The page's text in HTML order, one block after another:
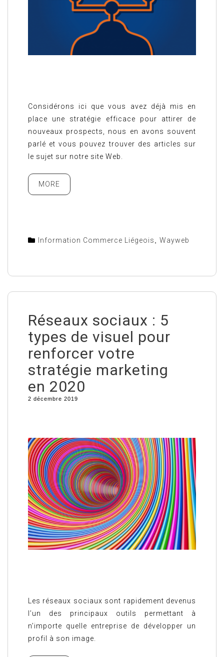
Considérons ici que vous avez déjà mis en
place une stratégie efficace pour attirer de
nouveaux prospects, nous en avons souvent
parlé et vous pouvez trouver des articles sur
le sujet sur notre site Web.
MORE
Information Commerce Liégeois Wayweb
Réseaux sociaux : 5
types de visuel pour
renforcer votre
stratégie marketing
en 2020
2 décembre 2019
Les réseaux sociaux sont rapidement devenus
l’un des principaux outils permettant à
n’importe quelle entreprise de développer un
profil à son image.